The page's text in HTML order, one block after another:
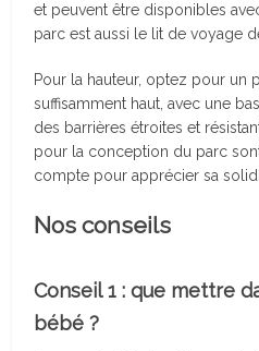
et peuvent être disponibles
parc est aussi le lit de voyage
Pour la hauteur, optez pour un
suffisamment haut, avec une
des barrières étroites et
pour la conception du parc
compte pour apprécier sa
Nos conseils
Conseil 1 : que mettre
bébé ?